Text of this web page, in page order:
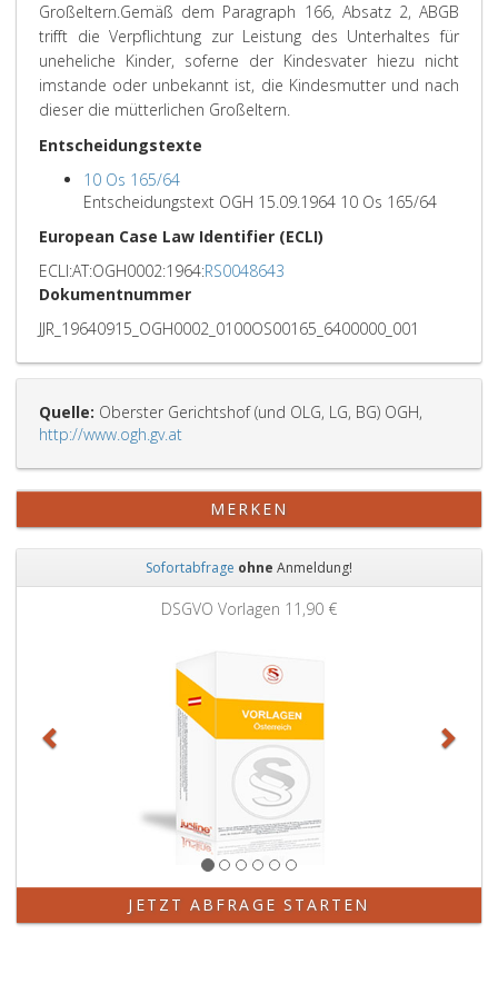
Großeltern.Gemäß dem Paragraph 166, Absatz 2, ABGB
trifft die Verpflichtung zur Leistung des Unterhaltes für
uneheliche Kinder, soferne der Kindesvater hiezu nicht
imstande oder unbekannt ist, die Kindesmutter und nach
dieser die mütterlichen Großeltern.
Entscheidungstexte
10 Os 165/64
Entscheidungstext OGH 15.09.1964 10 Os 165/64
European Case Law Identifier (ECLI)
ECLI:AT:OGH0002:1964:RS0048643
Dokumentnummer
JJR_19640915_OGH0002_0100OS00165_6400000_001
Quelle: Oberster Gerichtshof (und OLG, LG, BG) OGH,
http://www.ogh.gv.at
MERKEN
Sofortabfrage ohne Anmeldung!
DSGVO Vorlagen 11,90 €
JETZT ABFRAGE STARTEN